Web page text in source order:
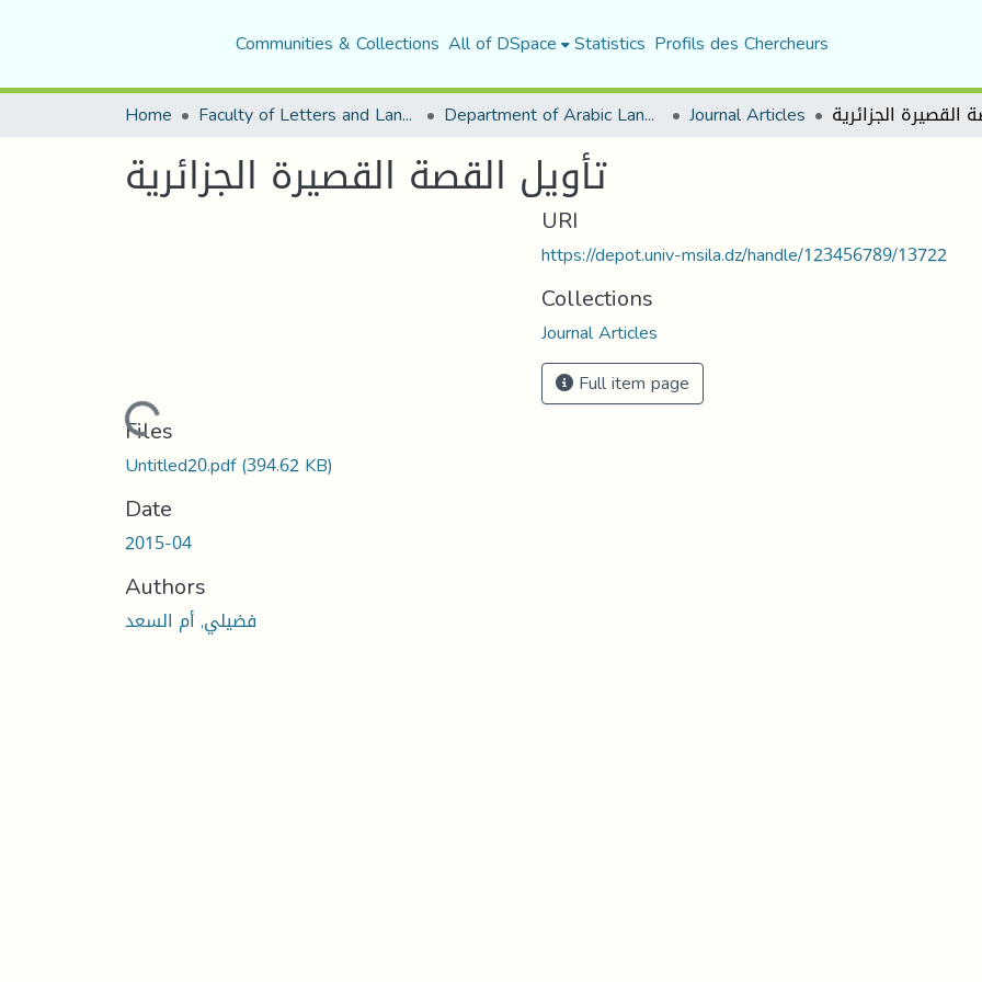
Communities & Collections All of DSpace Statistics Profils des Chercheurs
Home Faculty of Letters and Languages Department of Arabic Language and Literature Journal Articles
تأويل القصة القصيرة الجزائرية
Loading...
Files
Untitled20.pdf(394.62 KB)
Date
2015-04
Authors
فضيلي, أم السعد
URI
https://depot.univ-msila.dz/handle/123456789/13722
Collections
Journal Articles
Full item page